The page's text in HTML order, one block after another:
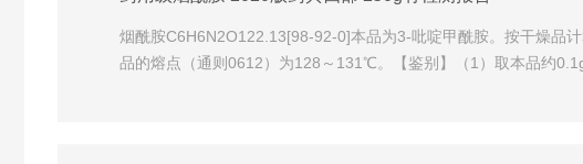
烟酰胺C6H6N2O122.13[98-92-0]本品为3-吡啶甲酰胺。按干燥品
品的熔点（通则0612）为128～131℃。【鉴别】（1）取本品约